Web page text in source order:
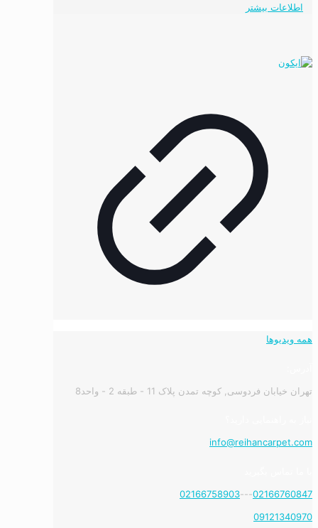
اطلاعات بیشتر
همه ویدیوها
تهران خیابان فردوسی, کوچه تمدن پلاک 11 - طبقه 2 - واحد8
info@reihancarpet.com
02166760847
---
02166758903
09121340970